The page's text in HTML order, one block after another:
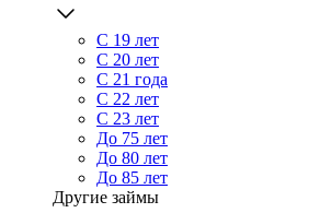
С 19 лет
С 20 лет
С 21 года
С 22 лет
С 23 лет
До 75 лет
До 80 лет
До 85 лет
Другие займы